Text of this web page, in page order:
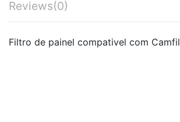
Reviews(0)
Filtro de painel compativel com Camfil